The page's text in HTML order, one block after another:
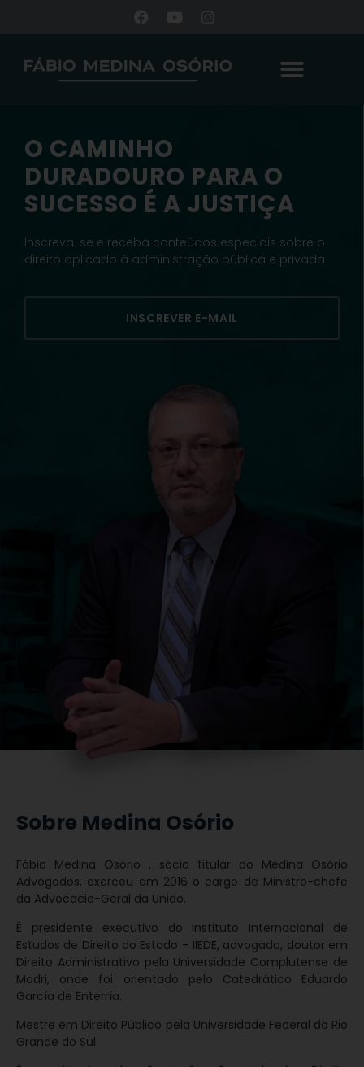
O CAMINHO
DURADOURO PARA O
SUCESSO É A JUSTIÇA
Inscreva-se e receba conteúdos especiais sobre o
direito aplicado à administração pública e privada
INSCREVER E-MAIL
Sobre Medina Osório
Fábio Medina Osório , sócio titular do Medina Osório
Advogados, exerceu em 2016 o cargo de Ministro-chefe
da Advocacia-Geral da União.
É presidente executivo do Instituto Internacional de
Estudos de Direito do Estado – IIEDE, advogado, doutor em
Direito Administrativo pela Universidade Complutense de
Madri, onde foi orientado pelo Catedrático Eduardo
García de Enterría.
Mestre em Direito Público pela Universidade Federal do Rio
Grande do Sul.